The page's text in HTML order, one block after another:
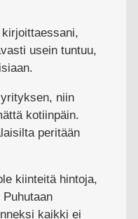
usein tuntuu,
niin
kotiinpäin.
peritään
kiinteitä hintoja,
kaikki ei